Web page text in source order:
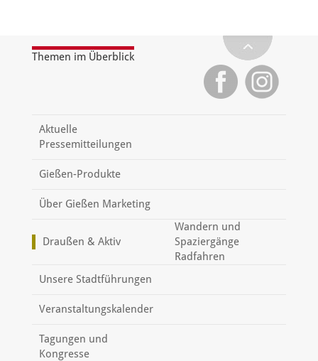
Themen im Überblick
Aktuelle
Pressemitteilungen
Gießen-Produkte
Über Gießen Marketing
Draußen & Aktiv
Wandern und
Spaziergänge
Radfahren
Unsere Stadtführungen
Veranstaltungskalender
Tagungen und
Kongresse